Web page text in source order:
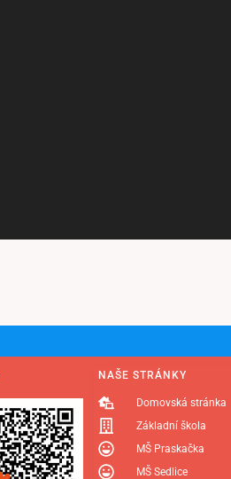
NAŠE STRÁNKY
Domovská stránka
Základní škola
MŠ Praskačka
MŠ Sedlice